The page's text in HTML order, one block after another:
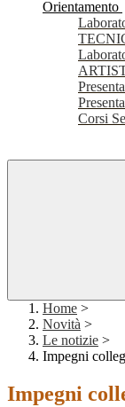
Orientamento
Corsi
Home >
Novità >
Le notizie >
Impegni
Impegni